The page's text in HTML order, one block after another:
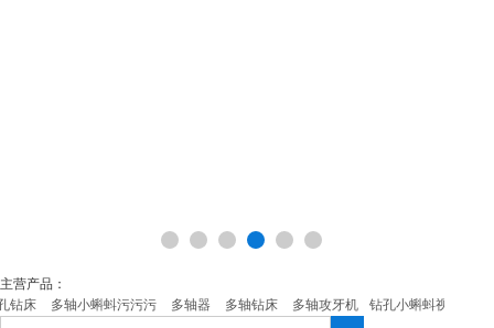
主营产品：
多轴小蝌蚪污污污 多轴器 多轴钻床 多轴攻牙机 钻孔小蝌蚪视频在线观看